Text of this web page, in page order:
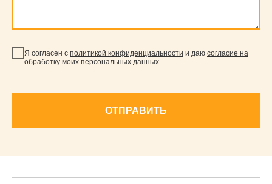
Я согласен с политикой конфиденциальности и даю согласие на
обработку моих персональных данных
ОТПРАВИТЬ